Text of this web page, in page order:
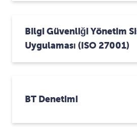
Bilgi Güvenliği Yönetim
Uygulaması (ISO 27001)
BT Denetimi